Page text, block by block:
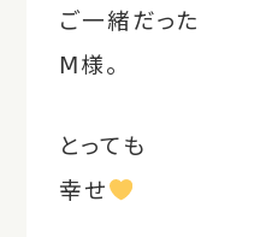
ご一緒だった
Ⅿ様。
とっても
幸せ